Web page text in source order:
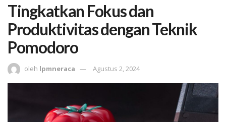
Tingkatkan Fokus dan
Produktivitas dengan Teknik
Pomodoro
oleh lpmneraca Agustus 2, 2024